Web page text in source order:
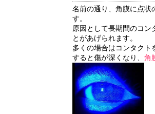
名前の通り、角膜に点状
す。
原因として長期間のコン
とがあげられます。
多くの場合はコンタクト
すると傷が深くなり、 角